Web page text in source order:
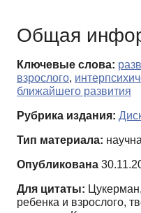
Общая
Ключевые слова:
взрослого,
ближайшего развития
Рубрика издания:
Тип материала:
Опубликована
Для цитаты:
ребенка и взрослого,